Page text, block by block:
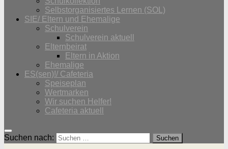
Selbstorganisiertes Lernen (SOL)
SIE/ Eltern und Ehemalige
Schulverein
Schulverein aktuell
Elternbeirat
Eltern in Aktion
Ehemalige
ES(sen)!/ Cafeteria
Speiseplan
Wertmarken
Wir suchen Helfer!
Cafeteria aktuell
Suchen nach: